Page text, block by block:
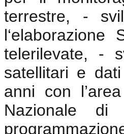
terrestre, -
telerilevate, -
satellitari e
anni con
Nazionale di